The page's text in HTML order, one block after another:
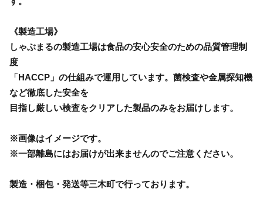
《製造工場》
しゃぶまるの製造工場は食品の安心安全のための品質管理制
度
「HACCP」の仕組みで運用しています。菌検査や金属探知機
など徹底した安全を
目指し厳しい検査をクリアした製品のみをお届けします。
※画像はイメージです。
※一部離島にはお届けが出来ませんのでご注意ください。
製造・梱包・発送等三木町で行っております。